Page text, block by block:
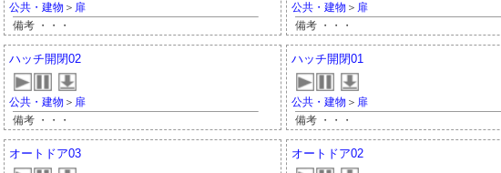
公共・建物 ＞ 扉
備考 ・・・
公共・建物 ＞ 扉
備考 ・・・
ハッチ開閉02
公共・建物 ＞ 扉
備考 ・・・
ハッチ開閉01
公共・建物 ＞ 扉
備考 ・・・
オートドア03 オートドア02